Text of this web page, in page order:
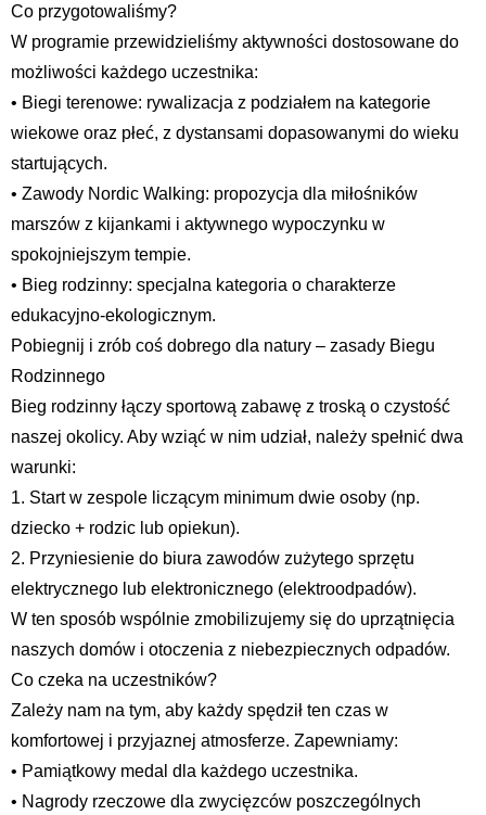
Co przygotowaliśmy?
W programie przewidzieliśmy aktywności dostosowane do
możliwości każdego uczestnika:
• Biegi terenowe: rywalizacja z podziałem na kategorie
wiekowe oraz płeć, z dystansami dopasowanymi do wieku
startujących.
• Zawody Nordic Walking: propozycja dla miłośników
marszów z kijankami i aktywnego wypoczynku w
spokojniejszym tempie.
• Bieg rodzinny: specjalna kategoria o charakterze
edukacyjno-ekologicznym.
Pobiegnij i zrób coś dobrego dla natury – zasady Biegu
Rodzinnego
Bieg rodzinny łączy sportową zabawę z troską o czystość
naszej okolicy. Aby wziąć w nim udział, należy spełnić dwa
warunki:
1. Start w zespole liczącym minimum dwie osoby (np.
dziecko + rodzic lub opiekun).
2. Przyniesienie do biura zawodów zużytego sprzętu
elektrycznego lub elektronicznego (elektroodpadów).
W ten sposób wspólnie zmobilizujemy się do uprzątnięcia
naszych domów i otoczenia z niebezpiecznych odpadów.
Co czeka na uczestników?
Zależy nam na tym, aby każdy spędził ten czas w
komfortowej i przyjaznej atmosferze. Zapewniamy:
• Pamiątkowy medal dla każdego uczestnika.
• Nagrody rzeczowe dla zwycięzców poszczególnych